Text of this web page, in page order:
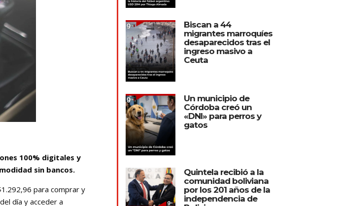
100% digitales y
sin bancos.
para comprar y
día y acceder a
Biscan a 44
migrantes marroquíes
desaparecidos tras el
ingreso masivo a
Ceuta
Un municipio de
Córdoba creó un
«DNI» para perros y
gatos
Quintela recibió a la
comunidad boliviana
por los 201 años de la
independencia de